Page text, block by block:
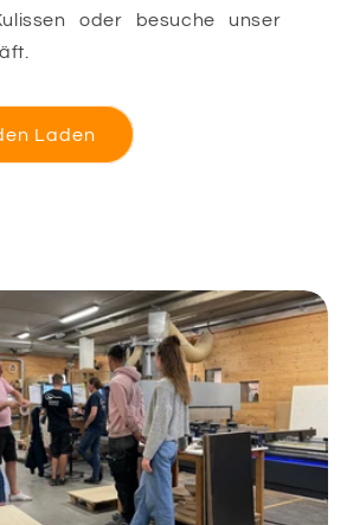
oder besuche unser
Laden